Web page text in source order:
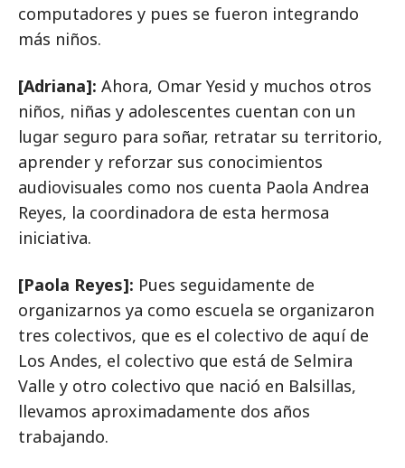
computadores y pues se fueron integrando
más niños.
[Adriana]: Ahora, Omar Yesid y muchos otros
niños, niñas y adolescentes cuentan con un
lugar seguro para soñar, retratar su territorio,
aprender y reforzar sus conocimientos
audiovisuales como nos cuenta Paola Andrea
Reyes, la coordinadora de esta hermosa
iniciativa.
[Paola Reyes]: Pues seguidamente de
organizarnos ya como escuela se organizaron
tres colectivos, que es el colectivo de aquí de
Los Andes, el colectivo que está de Selmira
Valle y otro colectivo que nació en Balsillas,
llevamos aproximadamente dos años
trabajando.